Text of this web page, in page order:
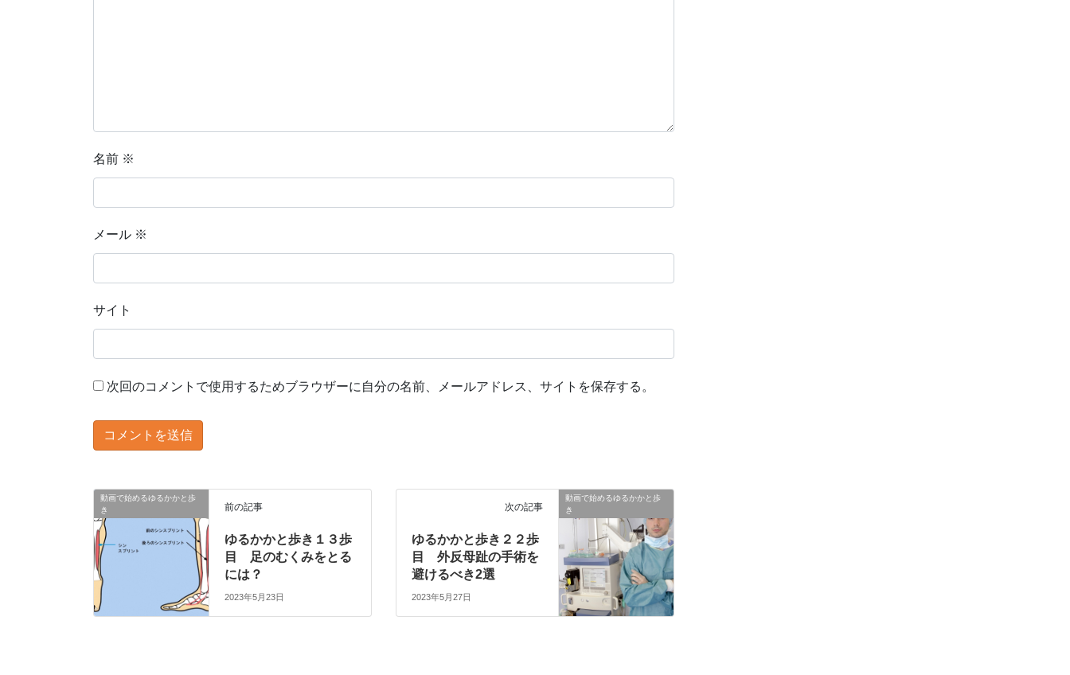
名前 ※
メール ※
サイト
次回のコメントで使用するためブラウザーに自分の名前、メールアドレス、サイトを保存する。
動画で始めるゆるかかと歩
き
前の記事
ゆるかかと歩き１３歩
目 足のむくみをとる
には？
2023年5月23日
動画で始めるゆるかかと歩
き
次の記事
ゆるかかと歩き２２歩
目 外反母趾の手術を
避けるべき2選
2023年5月27日